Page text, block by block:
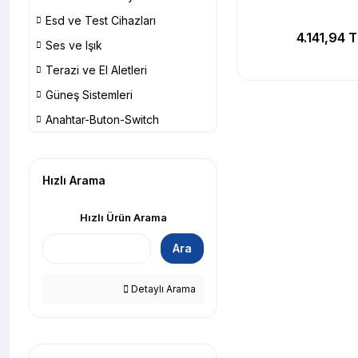
Esd ve Test Cihazları
Ses ve Işık
Terazi ve El Aletleri
Güneş Sistemleri
Anahtar-Buton-Switch
Hızlı Arama
Hızlı Ürün Arama
Ara
Detaylı Arama
4.141,94